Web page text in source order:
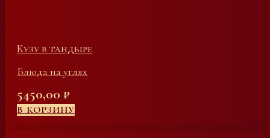
Кузу в тандыре
Блюда на углях
5450,00 ₽
В КОРЗИНУ